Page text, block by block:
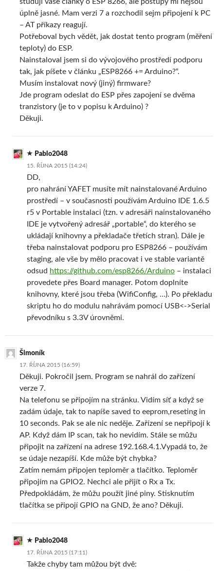
úplně jasné. Mam verzi 7 a rozchodil sejm připojení k PC
– AT příkazy reagují.
Potřeboval bych vědět, jak dostat tento program (měření
teploty) do ESP.
Nainstaloval jsem si do vývojového prostředí podporu
tak, jak píšete v článku „ESP8266 += Arduino?“.
Musím instalovat nový (jiný) firmware?
Jde program odeslat do ESP přes zapojení se dvěma
tranzistory (je to v popisu k Arduino) ?
Děkuji.
Pablo2048
15. ŘÍJNA 2015 (14:24)
DD,
pro nahrání YAFET musíte mít nainstalované Arduino
prostředí – v současnosti používám Arduino IDE 1.6.5
r5 v Portable instalaci (tzn. v adresáři nainstalovaného
IDE je vytvořený adresář „portable“, do kterého se
ukládají knihovny a překladače třetích stran). Dále je
třeba nainstalovat podporu pro ESP8266 – používám
staging, ale vše by mělo pracovat i ve stable variantě
odsud https://github.com/esp8266/Arduino – instalaci
provedete přes Board manager. Potom doplníte
knihovny, které jsou třeba (WifiConfig, …). Po překladu
skriptu ho do modulu nahrávám pomocí USB<->Serial
převodníku s 3.3V úrovněmi.
Šimoník
17. ŘÍJNA 2015 (16:59)
Děkuji. Pokročil jsem. Program se nahrál do zařízení
verze 7.
Na telefonu se připojím na stránku. Vidím síť a když se
zadám údaje, tak to napíše saved to eeprom,reseting in
10 seconds. Pak se ale nic neděje. Zařízení se nepřipojí k
AP. Když dám IP scan, tak ho nevidím. Stále se můžu
připojit na zařízení na adrese 192.168.4.1.Vypadá to, že
se údaje nezapíší. Kde může být chybka?
Zatím nemám připojen teploměr a tlačítko. Teploměr
připojím na GPIO2. Nechci ale přijít o Rx a Tx.
Předpokládám, že můžu použít jiné piny. Stisknutím
tlačítka se připojí GPIO na GND, že ano? Děkuji.
Pablo2048
17. ŘÍJNA 2015 (17:11)
Takže chyby tam můžou být dvě: